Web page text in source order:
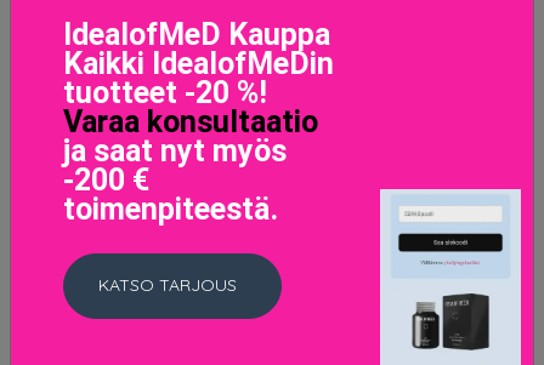
IdealofMeD Kauppa
Kaikki IdealofMeDin
tuotteet -20 %!
Varaa konsultaatio
ja saat nyt myös
-200 €
toimenpiteestä.
KATSO TARJOUS